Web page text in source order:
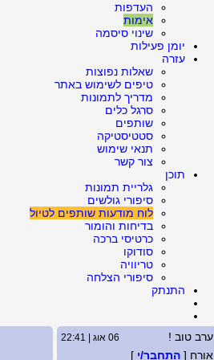
העדפות
אימות
שינוי סיסמה
יומן פעילות
עזרה
שאלות נפוצות
טיפים לשימוש באתר
מדריך לתמונות
סרגל כלים
שותפים
סטטיסטיקה
תנאי שימוש
צור קשר
תוכן
גלריית תמונות
סיפורי גולשים
לוח מודעות שותפים לטיול
בדיחות והומור
כרטיסי ברכה
סודוקו
טריוויה
סיפורי הצלחה
התנתק
ערב טוב ! 06 אוג | 22:41
אורח [ התחבר/י ]